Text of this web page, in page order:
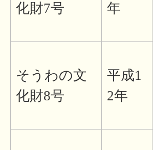
化財7号
年
そうわの文
化財8号
平成1
2年